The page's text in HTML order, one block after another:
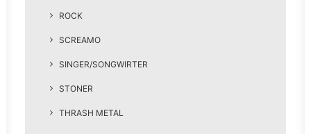
ROCK
SCREAMO
SINGER/SONGWIRTER
STONER
THRASH METAL